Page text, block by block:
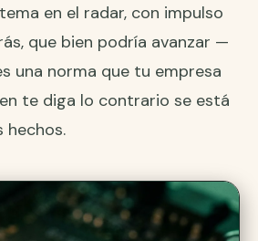
en el radar, con impulso
que bien podría avanzar —
una norma que tu empresa
te diga lo contrario se está
hechos.